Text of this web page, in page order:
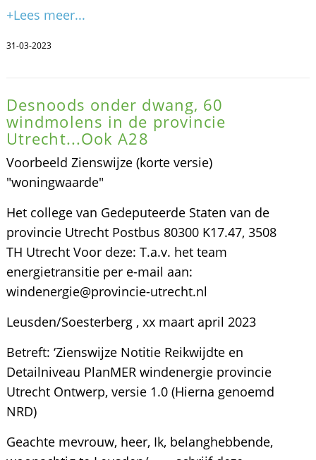
+Lees meer...
31-03-2023
Desnoods onder dwang, 60
windmolens in de provincie
Utrecht...Ook A28
Voorbeeld Zienswijze (korte versie)
"woningwaarde"
Het college van Gedeputeerde Staten van de
provincie Utrecht Postbus 80300 K17.47, 3508
TH Utrecht Voor deze: T.a.v. het team
energietransitie per e-mail aan:
windenergie@provincie-utrecht.nl
Leusden/Soesterberg , xx maart april 2023
Betreft: ‘Zienswijze Notitie Reikwijdte en
Detailniveau PlanMER windenergie provincie
Utrecht Ontwerp, versie 1.0 (Hierna genoemd
NRD)
Geachte mevrouw, heer, Ik, belanghebbende,